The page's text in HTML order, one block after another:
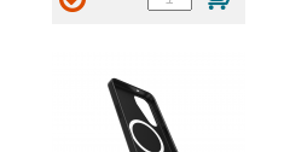
GALAXY Z FOLD4